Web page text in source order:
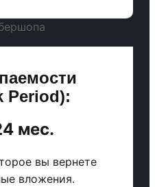
Period):
мес.
вы вернете
вложения.